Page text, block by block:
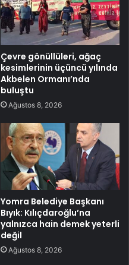
Çevre gönüllüleri, ağaç
kesimlerinin üçüncü yılında
Akbelen Ormanı’nda
buluştu
Ağustos 8, 2026
Yomra Belediye Başkanı
Bıyık: Kılıçdaroğlu’na
yalnızca hain demek yeterli
değil
Ağustos 8, 2026